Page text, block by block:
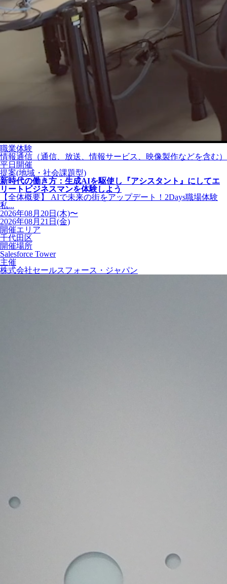
職業体験
情報通信（通信、放送、情報サービス、映像製作などを含む）
平日開催
提案(地域・社会課題型)
新時代の働き方：生成AIを駆使し『アシスタント』にしてエ
リートビジネスマンを体験しよう
【全体概要】 AIで未来の街をアップデート！2Days職場体験
私...
2026年08月20日(木)〜
2026年08月21日(金)
開催エリア
千代田区
開催場所
Salesforce Tower
主催
株式会社セールスフォース・ジャパン